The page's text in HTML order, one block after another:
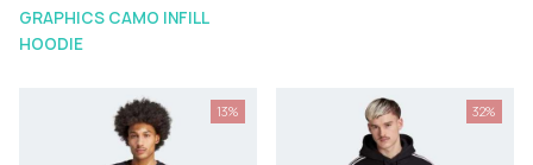
GRAPHICS CAMO INFILL
HOODIE
13% 32%